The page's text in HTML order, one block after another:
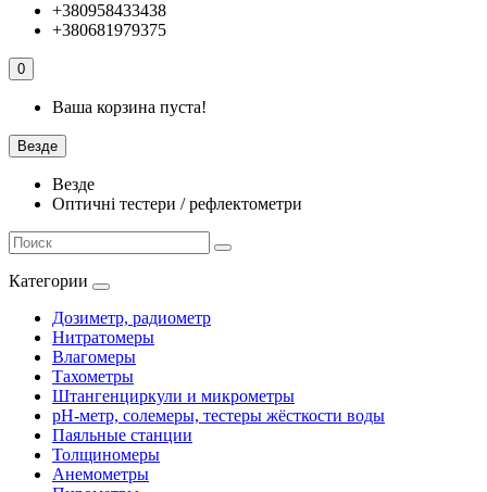
+380958433438
+380681979375
0
Ваша корзина пуста!
Везде
Везде
Оптичні тестери / рефлектометри
Категории
Дозиметр, радиометр
Нитратомеры
Влагомеры
Тахометры
Штангенциркули и микрометры
pH-метр, солемеры, тестеры жёсткости воды
Паяльные станции
Толщиномеры
Анемометры